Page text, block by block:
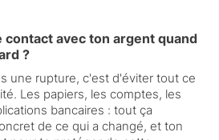
avec ton argent quand
?
une rupture, c'est d'éviter tout ce
Les papiers, les comptes, les
bancaires : tout ça
de ce qui a changé, et ton